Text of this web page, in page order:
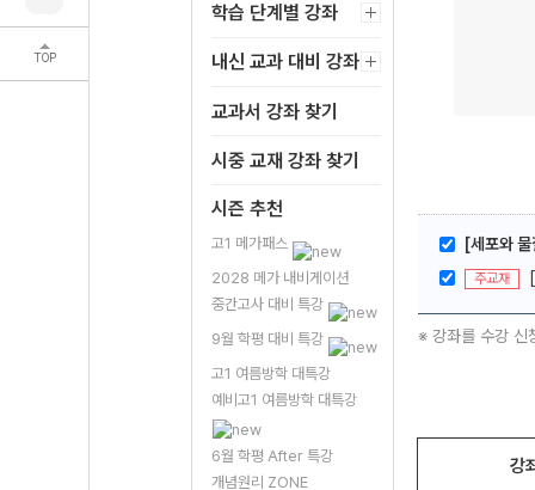
TOP
학습 단계별 강좌
내신 교과 대비 강좌
교과서 강좌 찾기
시중 교재 강좌 찾기
시즌 추천
고1 메가패스
2028 메가 내비게이션
중간고사 대비 특강
9월 학평 대비 특강
고1 여름방학 대특강
예비고1 여름방학 대특강
6월 학평 After 특강
개념원리 ZONE
[세포와
주교재
※ 강좌를 수강 신
강